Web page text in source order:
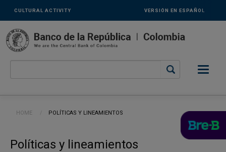
Links
secundarios
-
ENG
CULTURAL ACTIVITY VERSIÓN EN ESPAÑOL
Breadcrumb
HOME CURRENT:
POLÍTICAS Y LINEAMIENTOS
Políticas y lineamientos